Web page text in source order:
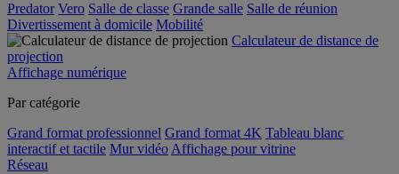
Predator Vero Salle de classe Grande salle Salle de réunion
Divertissement à domicile Mobilité
Calculateur de distance de
projection
Affichage numérique
Par catégorie
Grand format professionnel Grand format 4K Tableau blanc
interactif et tactile Mur vidéo Affichage pour vitrine
Réseau